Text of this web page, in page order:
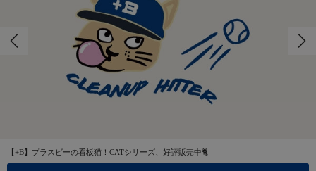
【+B】プラスビーの看板猫！CATシリーズ、好評販売中🐈